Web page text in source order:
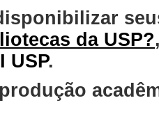
da USP?
USP.